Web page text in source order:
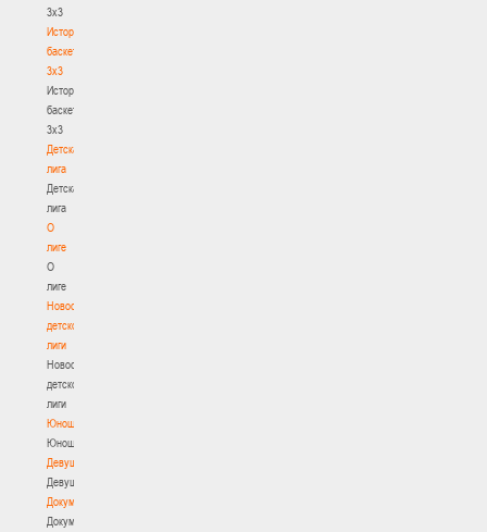
3х3
История
баскетбола
3х3
История
баскетбола
3х3
Детская
лига
Детская
лига
О
лиге
О
лиге
Новости
детской
лиги
Новости
детской
лиги
Юноши
Юноши
Девушки
Девушки
Документы
Документы